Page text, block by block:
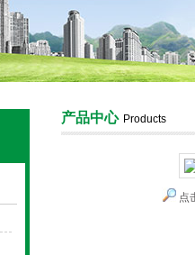
产品中心 Products
点